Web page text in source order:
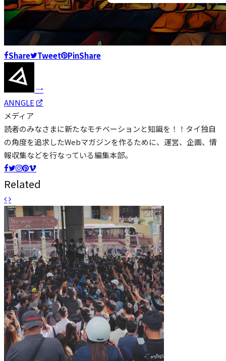
Share Tweet PinShare
ANNGLE
メディア
読者のみなさまに新たなモチベーションと知識を！！タイ独自
の角度を追求したWebマガジンを作るために、運営、企画、情
報収集などを行なっている編集本部。
Related